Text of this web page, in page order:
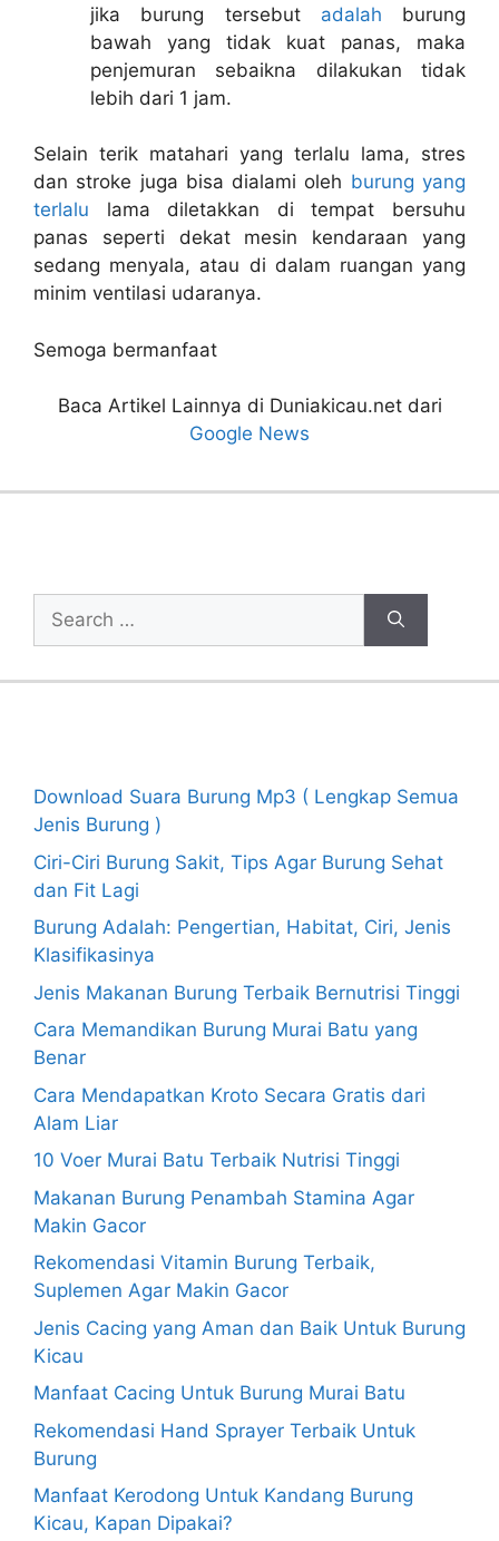
jika burung tersebut adalah burung
bawah yang tidak kuat panas, maka
penjemuran sebaikna dilakukan tidak
lebih dari 1 jam.
Selain terik matahari yang terlalu lama, stres
dan stroke juga bisa dialami oleh burung yang
terlalu lama diletakkan di tempat bersuhu
panas seperti dekat mesin kendaraan yang
sedang menyala, atau di dalam ruangan yang
minim ventilasi udaranya.
Semoga bermanfaat
Baca Artikel Lainnya di Duniakicau.net dari
Google News
Search
for:
Download Suara Burung Mp3 ( Lengkap Semua
Jenis Burung )
Ciri-Ciri Burung Sakit, Tips Agar Burung Sehat
dan Fit Lagi
Burung Adalah: Pengertian, Habitat, Ciri, Jenis
Klasifikasinya
Jenis Makanan Burung Terbaik Bernutrisi Tinggi
Cara Memandikan Burung Murai Batu yang
Benar
Cara Mendapatkan Kroto Secara Gratis dari
Alam Liar
10 Voer Murai Batu Terbaik Nutrisi Tinggi
Makanan Burung Penambah Stamina Agar
Makin Gacor
Rekomendasi Vitamin Burung Terbaik,
Suplemen Agar Makin Gacor
Jenis Cacing yang Aman dan Baik Untuk Burung
Kicau
Manfaat Cacing Untuk Burung Murai Batu
Rekomendasi Hand Sprayer Terbaik Untuk
Burung
Manfaat Kerodong Untuk Kandang Burung
Kicau, Kapan Dipakai?